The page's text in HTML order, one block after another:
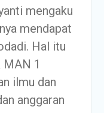
mengaku
mendapat
Hal itu
1
ilmu dan
anggaran